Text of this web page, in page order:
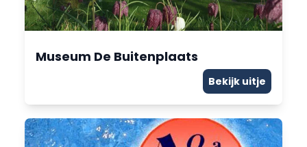
Museum De Buitenplaats
Bekijk uitje